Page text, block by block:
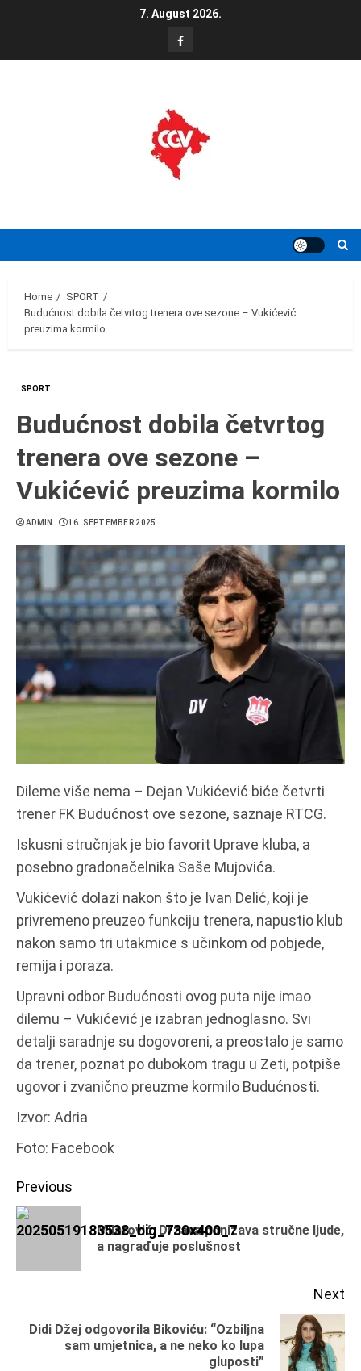
7. August 2026.
FB
Home
SPORT
Budućnost dobila četvrtog trenera ove sezone – Vukićević
preuzima kormilo
SPORT
Budućnost dobila četvrtog
trenera ove sezone –
Vukićević preuzima kormilo
ADMIN 16. SEPTEMBER 2025.
Dileme više nema – Dejan Vukićević biće četvrti
trener FK Budućnost ove sezone, saznaje RTCG.
Iskusni stručnjak je bio favorit Uprave kluba, a
posebno gradonačelnika Saše Mujovića.
Vukićević dolazi nakon što je Ivan Delić, koji je
privremeno preuzeo funkciju trenera, napustio klub
nakon samo tri utakmice s učinkom od pobjede,
remija i poraza.
Upravni odbor Budućnosti ovog puta nije imao
dilemu – Vukićević je izabran jednoglasno. Svi
detalji saradnje su dogovoreni, a preostalo je samo
da trener, poznat po dubokom tragu u Zeti, potpiše
ugovor i zvanično preuzme kormilo Budućnosti.
Izvor: Adria
Foto: Facebook
Continue
Reading
Previous
Milatović: Država ponižava stručne ljude,
a nagrađuje poslušnost
Next
Didi Džej odgovorila Bikoviću: “Ozbiljna
sam umjetnica, a ne neko ko lupa
gluposti”